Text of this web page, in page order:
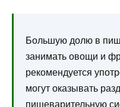
Большую долю в
занимать овощи и
рекомендуется
могут оказывать
пищеварительную